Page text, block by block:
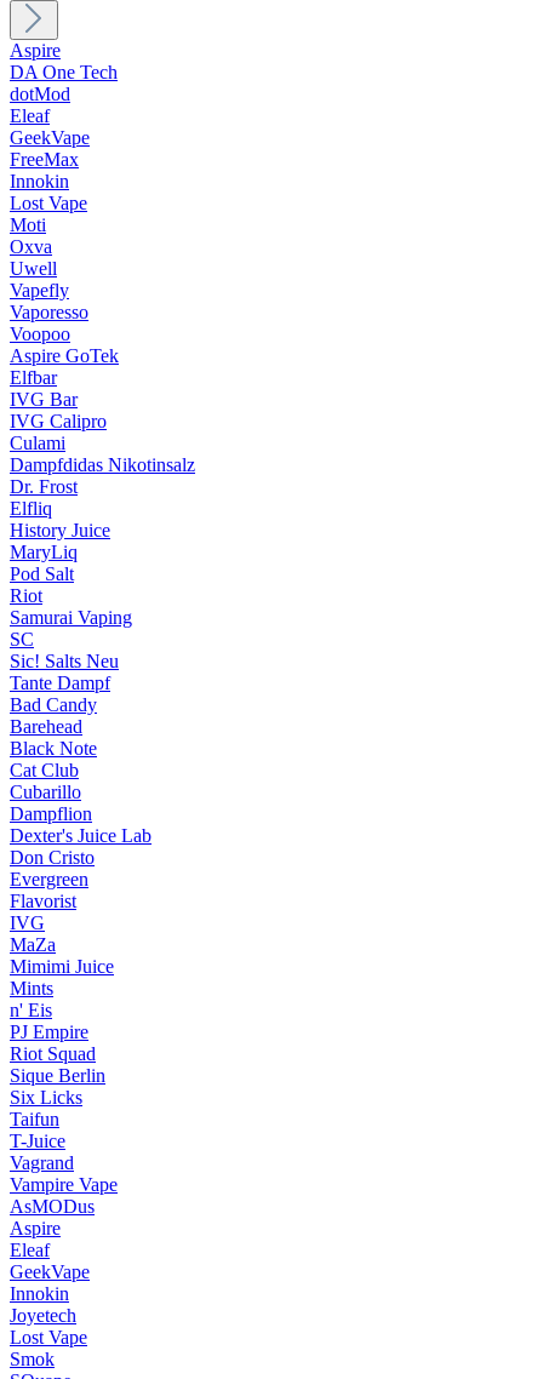
Aspire
DA One Tech
dotMod
Eleaf
GeekVape
FreeMax
Innokin
Lost Vape
Moti
Oxva
Uwell
Vapefly
Vaporesso
Voopoo
Aspire GoTek
Elfbar
IVG Bar
IVG Calipro
Culami
Dampfdidas Nikotinsalz
Dr. Frost
Elfliq
History Juice
MaryLiq
Pod Salt
Riot
Samurai Vaping
SC
Sic! Salts Neu
Tante Dampf
Bad Candy
Barehead
Black Note
Cat Club
Cubarillo
Dampflion
Dexter's Juice Lab
Don Cristo
Evergreen
Flavorist
IVG
MaZa
Mimimi Juice
Mints
n' Eis
PJ Empire
Riot Squad
Sique Berlin
Six Licks
Taifun
T-Juice
Vagrand
Vampire Vape
AsMODus
Aspire
Eleaf
GeekVape
Innokin
Joyetech
Lost Vape
Smok